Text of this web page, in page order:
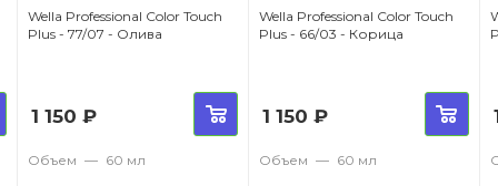
Wella Professional Color Touch
Plus - 77/07 - Олива
1 150 ₽
Объем — 60 мл
Wella Professional Color Touch
Plus - 66/03 - Корица
1 150 ₽
Объем — 60 мл